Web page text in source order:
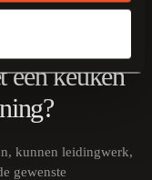
we uw budget en
begroting.
een keuken
kunnen leidingwerk,
gewenste